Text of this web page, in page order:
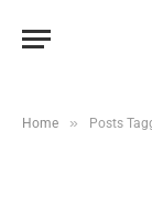
Home » Posts